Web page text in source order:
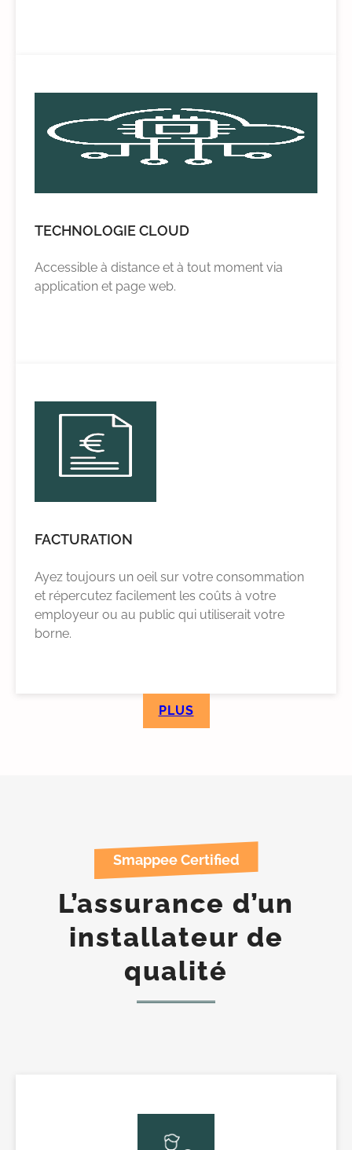
TECHNOLOGIE CLOUD
Accessible à distance et à tout moment via
application et page web.
FACTURATION
Ayez toujours un oeil sur votre consommation
et répercutez facilement les coûts à votre
employeur ou au public qui utiliserait votre
borne.
PLUS
Smappee Certified
L’assurance d’un
installateur de
qualité